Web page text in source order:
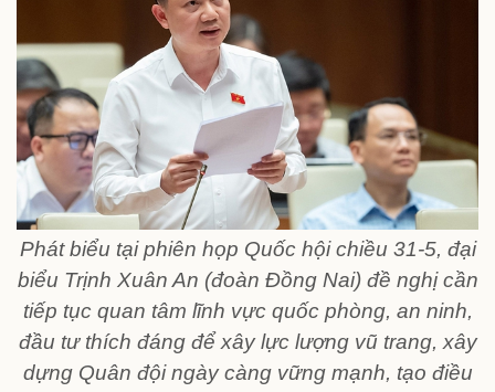
Phát biểu tại phiên họp Quốc hội chiều 31-5, đại
biểu Trịnh Xuân An (đoàn Đồng Nai) đề nghị cần
tiếp tục quan tâm lĩnh vực quốc phòng, an ninh,
đầu tư thích đáng để xây lực lượng vũ trang, xây
dựng Quân đội ngày càng vững mạnh, tạo điều